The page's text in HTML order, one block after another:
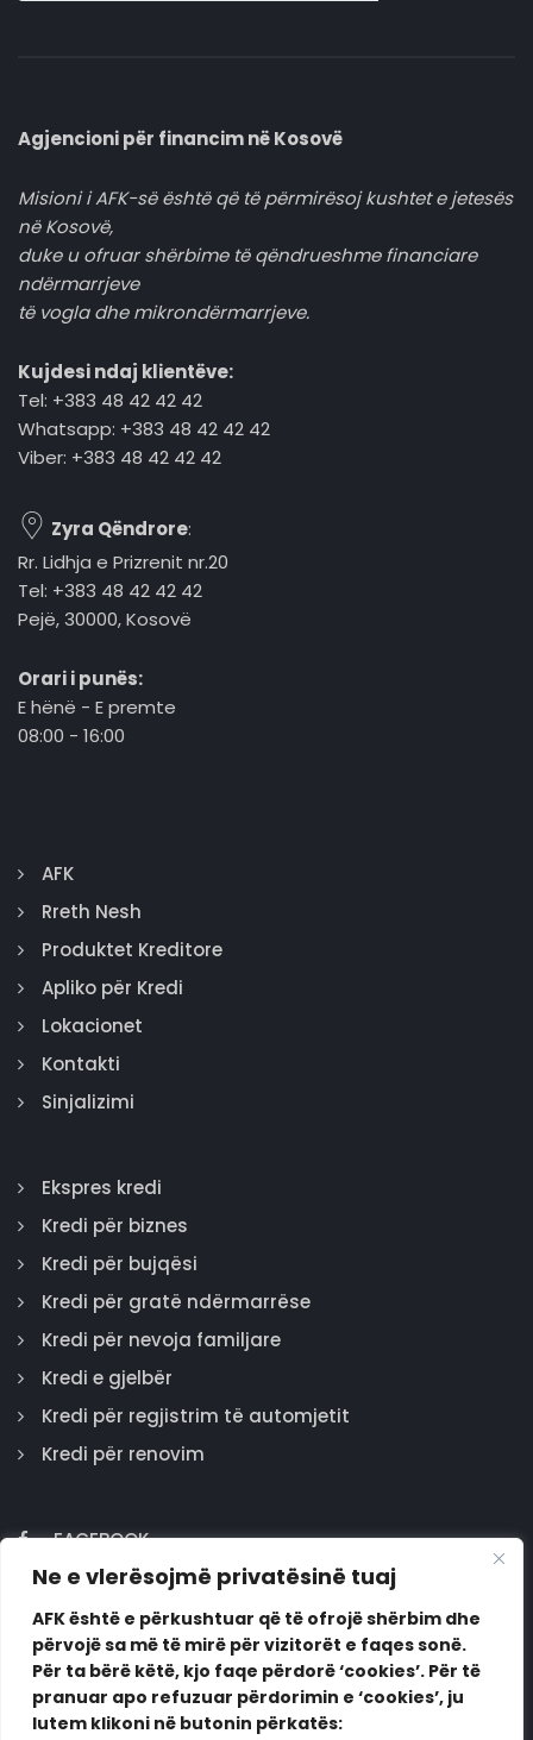
Ne e vlerësojmë privatësinë tuaj
AFK është e përkushtuar që të ofrojë shërbim dhe
përvojë sa më të mirë për vizitorët e faqes sonë.
Për ta bërë këtë, kjo faqe përdorë ‘cookies’. Për të
pranuar apo refuzuar përdorimin e ‘cookies’, ju
lutem klikoni në butonin përkatës:
Agjencioni për financim në Kosovë
Misioni i AFK-së është që të përmirësoj kushtet e jetesës
në Kosovë,
duke u ofruar shërbime të qëndrueshme financiare
ndërmarrjeve
të vogla dhe mikrondërmarrjeve.
Kujdesi ndaj klientëve:
Tel: +383 48 42 42 42
Whatsapp: +383 48 42 42 42
Viber: +383 48 42 42 42
Zyra Qëndrore:
Rr. Lidhja e Prizrenit nr.20
Tel: +383 48 42 42 42
Pejë, 30000, Kosovë
Orari i punës:
E hënë - E premte
08:00 - 16:00
AFK
Rreth Nesh
Produktet Kreditore
Apliko për Kredi
Lokacionet
Kontakti
Sinjalizimi
Ekspres kredi
Kredi për biznes
Kredi për bujqësi
Kredi për gratë ndërmarrëse
Kredi për nevoja familjare
Kredi e gjelbër
Kredi për regjistrim të automjetit
Kredi për renovim
FACEBOOK
GOOGLE
INSTAGRAM
LINKEDIN